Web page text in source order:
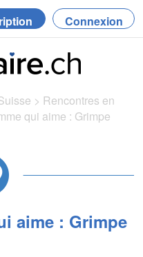
Connexion
> Rencontres en
qui aime : Grimpe
aime : Grimpe